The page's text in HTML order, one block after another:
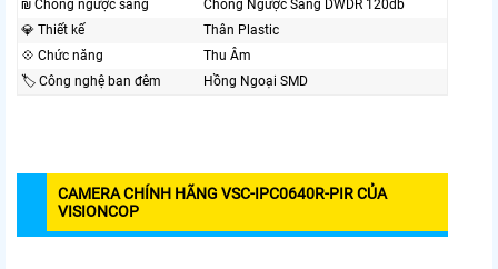
₪ Chống ngược sáng
Chống Ngược Sáng DWDR 120db
💎 Thiết kế
Thân Plastic
💠 Chức năng
Thu Âm
🏷 Công nghệ ban đêm
Hồng Ngoại SMD
CAMERA CHÍNH HÃNG VSC-IPC0640R-PIR CỦA
VISIONCOP